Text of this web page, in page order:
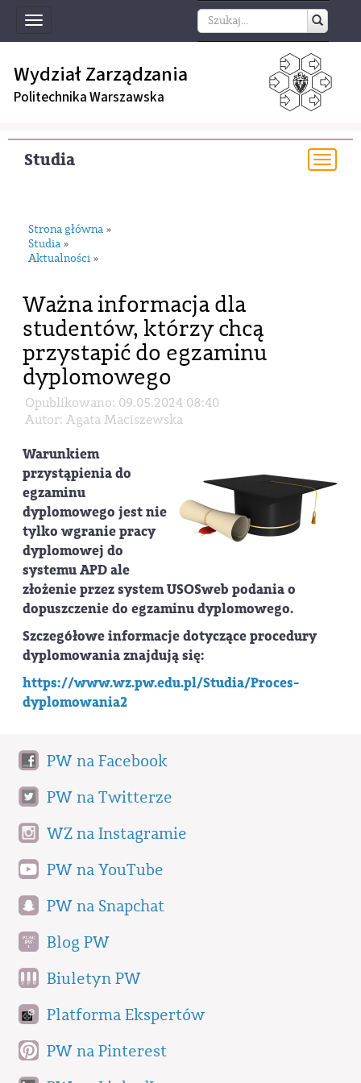
Toggle
navigation
Wydział Zarządzania
Politechnika Warszawska
Studia
Strona główna »
Studia »
Aktualności »
Ważna informacja dla
studentów, którzy chcą
przystapić do egzaminu
dyplomowego
Opublikowano: 09.05.2024 08:40
Autor: Agata Maciszewska
Warunkiem
przystąpienia do
egzaminu
dyplomowego jest nie
tylko wgranie pracy
dyplomowej do
systemu APD ale
złożenie przez system USOSweb podania o
dopuszczenie do egzaminu dyplomowego.
Szczegółowe informacje dotyczące procedury
dyplomowania znajdują się:
https://www.wz.pw.edu.pl/Studia/Proces-
dyplomowania2
PW na Facebook
PW na Twitterze
WZ na Instagramie
PW na YouTube
PW na Snapchat
Blog PW
Biuletyn PW
Platforma Ekspertów
PW na Pinterest